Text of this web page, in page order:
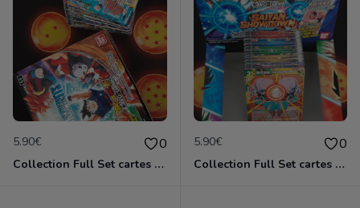
5.90€ 0
Collection Full Set cartes C/UC 98/98 BT14 Cross Spirit / Dragon Ball Super Card Game
5.90€ 0
Collection Full Set cartes C/UC 98/98 BT15 Saiyan Showdown / Dragon Ball Super Card Game